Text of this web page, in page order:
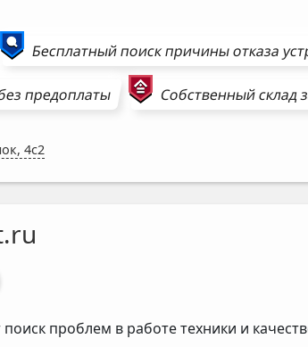
Бесплатный поиск причины отказа
предоплаты Собственный склад
4с2
проблем в работе техники и